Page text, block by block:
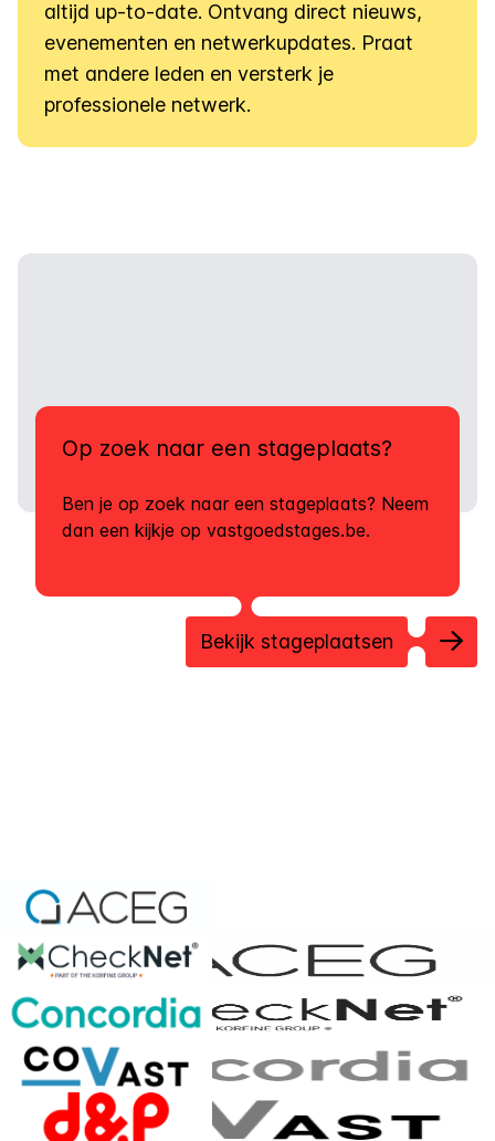
altijd up-to-date. Ontvang direct nieuws,
evenementen en netwerkupdates. Praat
met andere leden en versterk je
professionele netwerk.
Op zoek naar een stageplaats?
Ben je op zoek naar een stageplaats? Neem
dan een kijkje op vastgoedstages.be.
Bekijk stageplaatsen